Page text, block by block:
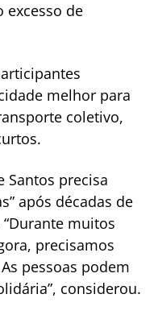
excesso de
melhor para
coletivo,
Santos precisa
após décadas de
muitos
precisamos
pessoas podem
considerou.